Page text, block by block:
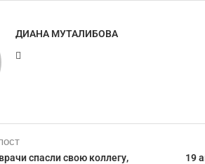
ДИАНА МУТАЛИБОВА
спасли свою коллегу,
19